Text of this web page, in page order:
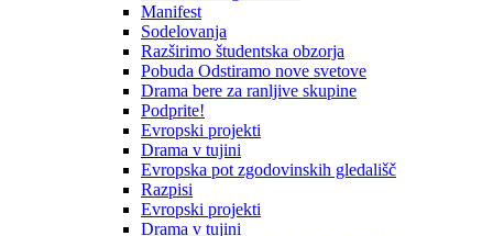
Manifest
Sodelovanja
Razširimo študentska obzorja
Pobuda Odstiramo nove svetove
Drama bere za ranljive skupine
Podprite!
Evropski projekti
Drama v tujini
Evropska pot zgodovinskih gledališč
Razpisi
Evropski projekti
Drama v tujini